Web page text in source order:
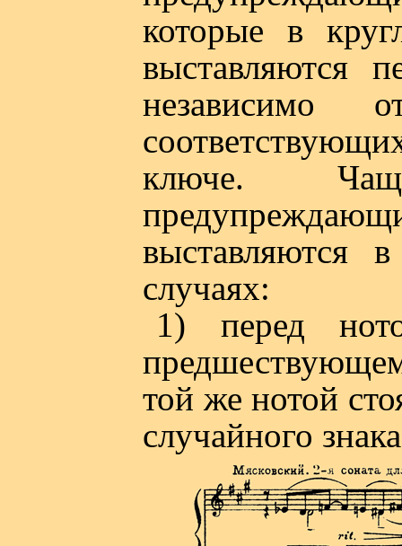
которые в
выставляются
независимо
ключе.
выставляются
случаях:
1) перед
той же нотой
случайного